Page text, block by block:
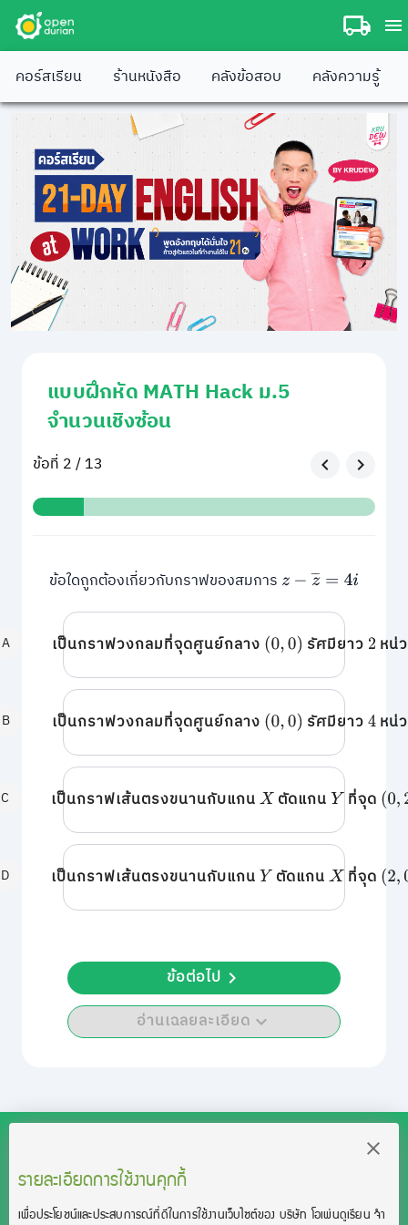
คอร์สเรียน ร้านหนังสือ คลังข้อสอบ คลังความรู้
แบบฝึกหัด MATH Hack ม.5
จำนวนเชิงซ้อน
ข้อที่ 2 / 13
ข้อใดถูกต้องเกี่ยวกับกราฟของสมการ z−z¯= 4i
A เป็นกราฟวงกลมที่จุดศูนย์กลาง (0,0) รัศมียาว 2 หน่
B เป็นกราฟวงกลมที่จุดศูนย์กลาง (0,0) รัศมียาว4หน่
C เป็นกราฟเส้นตรงขนานกับแกนXตัดแกนYที่จุด (0,2
D เป็นกราฟเส้นตรงขนานกับแกนYตัดแกนXที่จุด (2,0
อ่านเฉลยละเอียด
ข้อต่อไป
รายละเอียดการใช้งานคุกกี้
เพื่อประโยชน์และประสบการณ์ที่ดีในการใช้งานเว็บไซต์ของ บริษัท โอเพ่นดูเรียน จํา
สงวนลิขสิทธิ์โดย บริษัท โอเพ่นดูเรียน จำกัด 2021 ©︎ OpenDurian
Co., Ltd.